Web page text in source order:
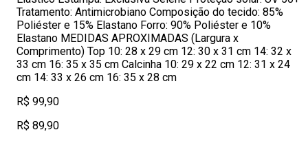
Tratamento: Antimicrobiano Composição do tecido: 85%
Poliéster e 15% Elastano Forro: 90% Poliéster e 10%
Elastano MEDIDAS APROXIMADAS (Largura x
Comprimento) Top 10: 28 x 29 cm 12: 30 x 31 cm 14: 32 x
33 cm 16: 35 x 35 cm Calcinha 10: 29 x 22 cm 12: 31 x 24
cm 14: 33 x 26 cm 16: 35 x 28 cm
R$ 99,90
R$ 89,90